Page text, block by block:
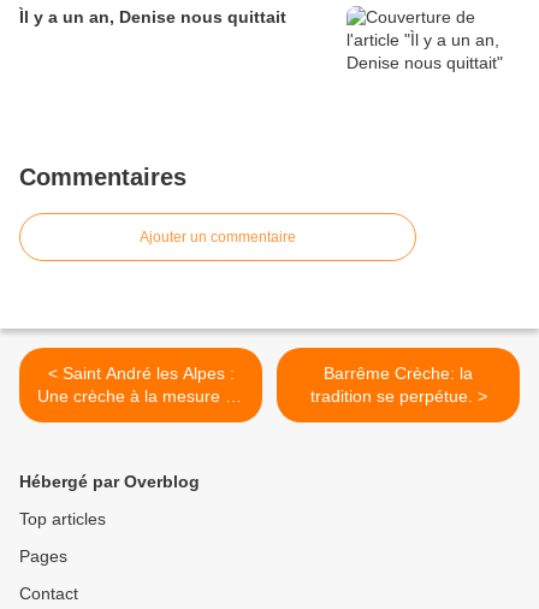
Ìl y a un an, Denise nous quittait
Commentaires
Ajouter un commentaire
< Saint André les Alpes :
Une crèche à la mesure de
la motivation des
Barrême Crèche: la
tradition se perpétue. >
Hébergé par Overblog
Top articles
Pages
Contact